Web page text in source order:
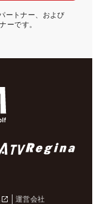
ートナー、および
ーです。
運営会社